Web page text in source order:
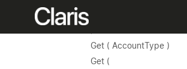
Get ( AccountType )
Get (